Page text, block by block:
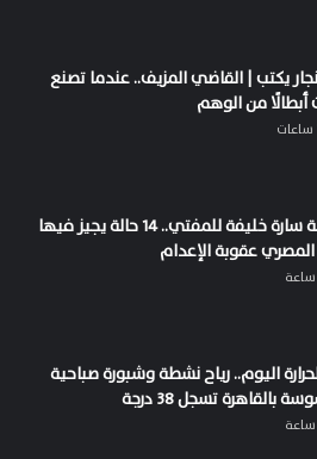
يكتب | القاضي المزيف.. عندما تصنع
أبطالًا من الوهم
بعد إحالة سارة خليفة للمفتي.. 14 حالة يجيز فيها
المصري عقوبة الإعدام
اليوم.. رياح نشطة وشبورة صباحية
بالقاهرة تسجل 38 درجة